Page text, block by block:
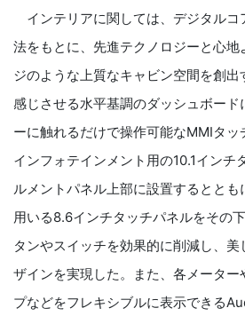
インテリアに関しては、 デジタルコ
法をもとに、先進テクノロジーと心地
ジのような上質なキャビン空間を創出
感じさせる水平基調のダッシュボード
ーに触れるだけで操作可能なMMIタッ
インフォテインメント用の10.1インチ
ルメントパネル上部に設置するとと
用いる8.6インチタッチパネルをその
タンやスイッチを効果的に削減し、
ザインを実現した。また、各メーター
プなどをフレキシブルに表示できる